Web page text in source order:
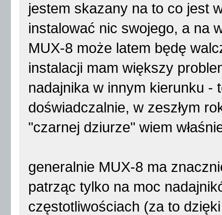
jestem skazany na to co jest
instalować nic swojego, a na
MUX-8 może latem będę
instalacji mam większy
nadajnika w innym kierunku -
doświadczalnie, w zeszłym
"czarnej dziurze" wiem
generalnie MUX-8 ma
patrząc tylko na moc
częstotliwościach (za to